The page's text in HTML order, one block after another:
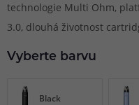
technologie Multi Ohm,
3.0, dlouhá životnost
Vyberte barvu
Black